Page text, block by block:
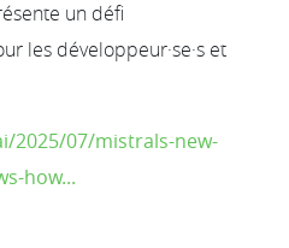
un défi
les développeur·se·s et
2025/07/mistrals-new-
how...